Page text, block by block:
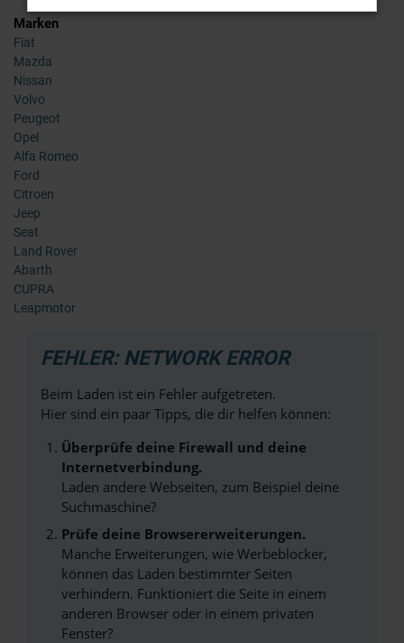
Marken
Fiat
Mazda
Nissan
Volvo
Peugeot
Opel
Alfa Romeo
Ford
Citroen
Jeep
Seat
Land Rover
Abarth
CUPRA
Leapmotor
FEHLER: NETWORK ERROR
Beim Laden ist ein Fehler aufgetreten.
Hier sind ein paar Tipps, die dir helfen können:
Überprüfe deine Firewall und deine
Internetverbindung.
Laden andere Webseiten, zum Beispiel deine
Suchmaschine?
Prüfe deine Browsererweiterungen.
Manche Erweiterungen, wie Werbeblocker,
können das Laden bestimmter Seiten
verhindern. Funktioniert die Seite in einem
anderen Browser oder in einem privaten
Fenster?